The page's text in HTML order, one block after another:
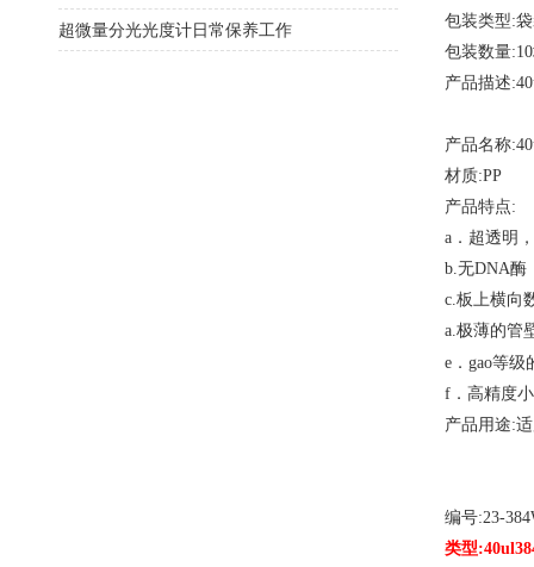
包装类型:
包装数量
产品描述
产品名称
材质:PP
产品特点:
a．超透明
b.无DNA酶
c.板上横向
a.极薄的管
e．gao等级
f．高精度
产品用途:
编号:23-
类型
超微量分光光度计日常保养工作